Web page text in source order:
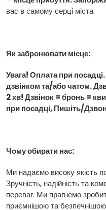
вас в самому серці міста.
Як забронювати місце:
Увага! Оплата при
дзвінком та/або чатом.
2 хв! Дзвінок = бронь =
при посадці, Пишіть/
Чому обирати нас:
Ми надаємо високу якість
Зручність, надійність та
переваг. Ми прагнемо
приємнішою та